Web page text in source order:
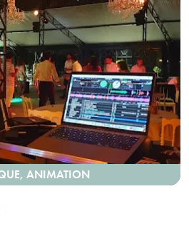
ANIMATION